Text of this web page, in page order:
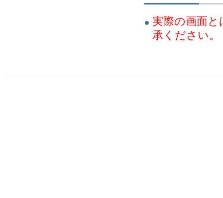
実際の画面
承ください。